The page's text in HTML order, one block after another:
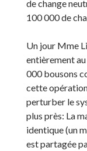
de change
100 000 de
Un jour Mme
entièrement au
000 bousons
cette opération
perturber le
plus près: La
identique (un
est partagée